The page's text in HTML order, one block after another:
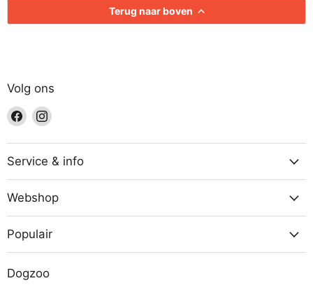
Terug naar boven
Volg ons
Vind
ons
op
Facebook
Vind
op
Instagram
Service & info
Webshop
Populair
Dogzoo